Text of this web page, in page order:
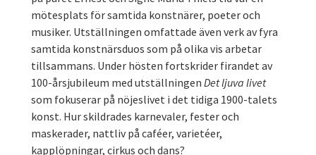
mötesplats för samtida konstnärer, poeter och
musiker. Utställningen omfattade även verk av fyra
samtida konstnärsduos som på olika vis arbetar
tillsammans. Under hösten fortskrider firandet av
100-årsjubileum med utställningenDet ljuva livet
som fokuserar på nöjeslivet i det tidiga 1900-talets
konst. Hur skildrades karnevaler, fester och
maskerader, nattliv på caféer, varietéer,
kapplöpningar, cirkus och dans?